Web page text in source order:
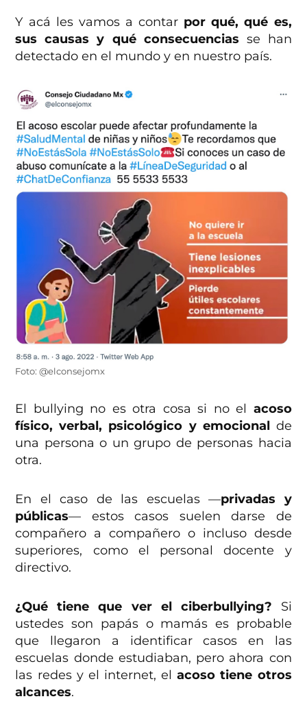
Y acá les vamos a contar por qué, qué es,
sus causas y qué consecuencias se han
detectado en el mundo y en nuestro país.
Foto: @elconsejomx
El bullying no es otra cosa si no el acoso
físico, verbal, psicológico y emocional de
una persona o un grupo de personas hacia
otra.
En el caso de las escuelas —privadas y
públicas— estos casos suelen darse de
compañero a compañero o incluso desde
superiores, como el personal docente y
directivo.
¿Qué tiene que ver el ciberbullying? Si
ustedes son papás o mamás es probable
que llegaron a identificar casos en las
escuelas donde estudiaban, pero ahora con
las redes y el internet, elacoso tiene otros
alcances.